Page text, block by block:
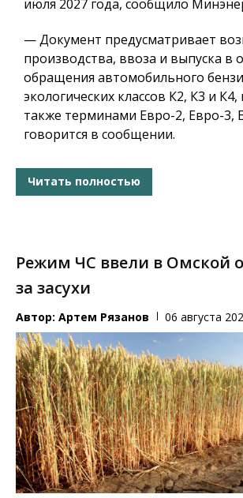
июля 2027 года, сообщило
— Документ предусматривает
производства, ввоза и выпуска в
обращения автомобильного
экологических классов К2, К3 и
также терминами Евро-2, Евро-3,
говорится в сообщении.
Читать полностью
Режим ЧС ввели в Омской
за засухи
Автор: Артем Рязанов 06 августа